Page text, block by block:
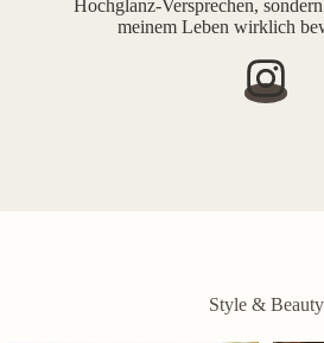
Hochglanz-Versprechen,
meinem Leben wirklich
Style & Beauty